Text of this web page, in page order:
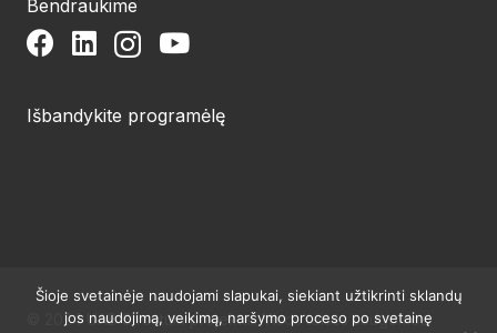
Bendraukime
Išbandykite programėlę
© 2024 UAB Structum projektai. Visos teisės saugomos.
Šioje svetainėje naudojami slapukai, siekiant užtikrinti sklandų
jos naudojimą, veikimą, naršymo proceso po svetainę